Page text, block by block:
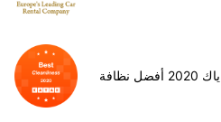
أفضل نظافة